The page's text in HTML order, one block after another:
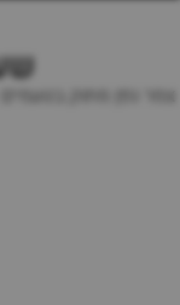
צמר גפן מתוק בטעמים